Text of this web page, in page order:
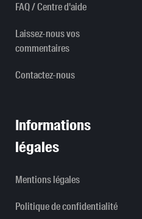
FAQ / Centre d'aide
Laissez-nous vos
commentaires
Contactez-nous
Informations
légales
Mentions légales
Politique de confidentialité